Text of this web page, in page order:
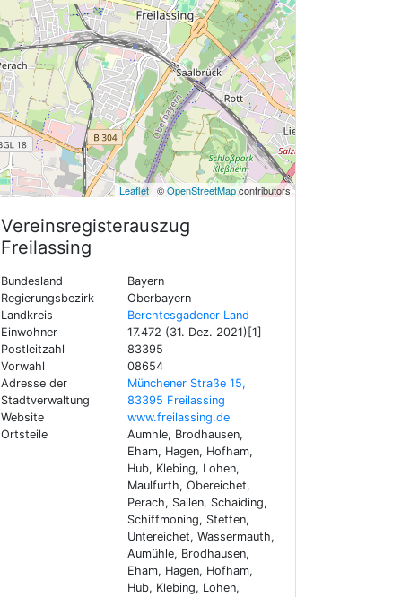
Leaflet | ©OpenStreetMapcontributors
Vereinsregisterauszug
Freilassing
Bundesland
Bayern
Regierungsbezirk
Oberbayern
Landkreis
Berchtesgadener Land
Einwohner
17.472 (31. Dez. 2021)[1]
Postleitzahl
83395
Vorwahl
08654
Adresse der
Stadtverwaltung
Münchener Straße 15,
83395 Freilassing
Website
www.freilassing.de
Ortsteile
Aumhle, Brodhausen,
Eham, Hagen, Hofham,
Hub, Klebing, Lohen,
Maulfurth, Obereichet,
Perach, Sailen, Schaiding,
Schiffmoning, Stetten,
Untereichet, Wassermauth,
Aumühle, Brodhausen,
Eham, Hagen, Hofham,
Hub, Klebing, Lohen,